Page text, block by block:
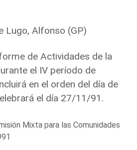
Lugo, Alfonso (GP)
de Actividades de la
el IV período de
en el orden del día de
el día 27/11/91.
Mixta para las Comunidades